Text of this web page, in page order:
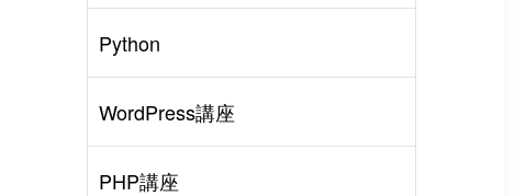
Python
WordPress講座
PHP講座